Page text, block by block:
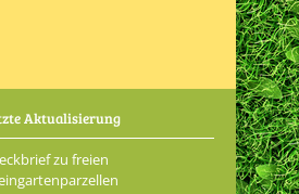
Aktualisierung
zu freien